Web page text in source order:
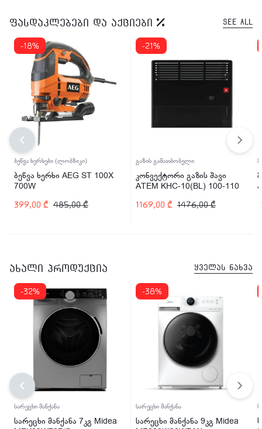
ფასდაკლებები და აქციები See All
-18%
ბეწვა ხერხები (ლობზიკი)
ბეწვა ხერხი AEG ST 100X
700W
485,00₾
399,00 ₾
-21%
გაზის გამათბობელი
კონვექტორი გაზის შავი
ATEM KHC-10(BL) 100-110
1476,00₾
1169,00 ₾
ახალი პროდუქცია ყველას ნახვა
-32%
სარეცხი მანქანა
სარეცხი მანქანა 7კგ Midea
-38%
სარეცხი მანქანა
სარეცხი მანქანა 9კგ Midea